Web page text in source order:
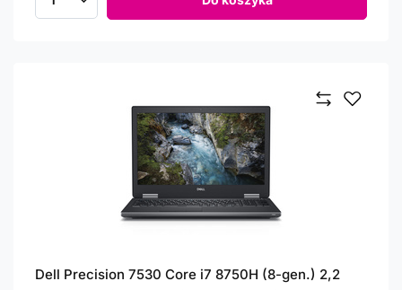
Ilość produktów
Dell Precision 7530 Core i7 8750H (8-gen.) 2,2